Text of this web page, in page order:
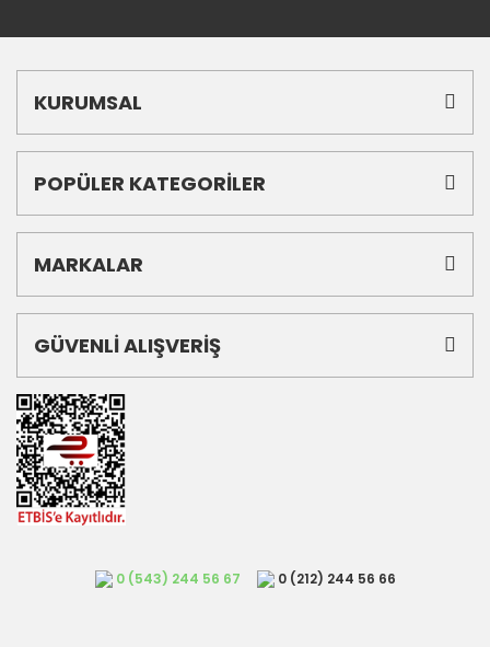
KURUMSAL
POPÜLER KATEGORİLER
MARKALAR
GÜVENLİ ALIŞVERİŞ
0 (543) 244 56 67 0 (212) 244 56 66